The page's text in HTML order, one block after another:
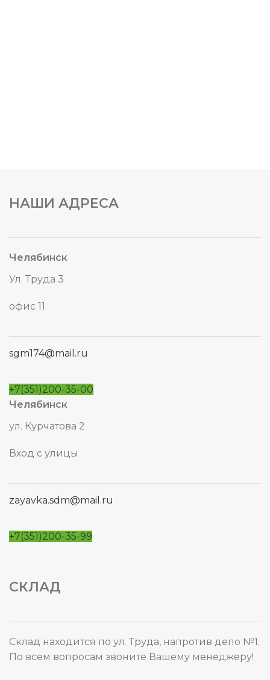
НАШИ АДРЕСА
Челябинск
Ул. Труда 3
офис 11
sgm174@mail.ru
+7(351)200-35-00
Челябинск
ул. Курчатова 2
Вход с улицы
zayavka.sdm@mail.ru
+7(351)200-35-99
СКЛАД
Склад находится по ул. Труда, напротив депо №1.
По всем вопросам звоните Вашему менеджеру!